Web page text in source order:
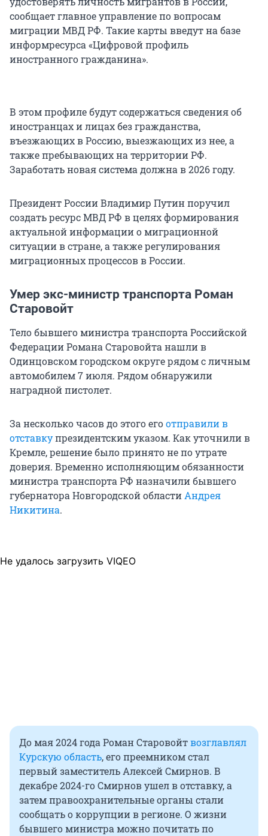
сообщает главное управление по вопросам
миграции МВД РФ. Такие карты введут на базе
информресурса «Цифровой профиль
иностранного гражданина».
В этом профиле будут содержаться сведения об
иностранцах и лицах без гражданства,
въезжающих в Россию, выезжающих из нее, а
также пребывающих на территории РФ.
Заработать новая система должна в 2026 году.
Президент России Владимир Путин поручил
создать ресурс МВД РФ в целях формирования
актуальной информации о миграционной
ситуации в стране, а также регулирования
миграционных процессов в России.
Умер экс-министр транспорта Роман
Старовойт
Тело бывшего министра транспорта Российской
Федерации Романа Старовойта нашли в
Одинцовском городском округе рядом с личным
автомобилем 7 июля. Рядом обнаружили
наградной пистолет.
За несколько часов до этого егоотправили в
отставкупрезидентским указом. Как уточнили в
Кремле, решение было принято не по утрате
доверия. Временно исполняющим обязанности
министра транспорта РФ назначили бывшего
губернатора Новгородской областиАндрея
Никитина.
Не удалось загрузить VIQEO
До мая 2024 года Роман Старовойтвозглавлял
Курскую область, его преемником стал
первый заместитель Алексей Смирнов. В
декабре 2024-го Смирнов ушел в отставку, а
затем правоохранительные органы стали
сообщать о коррупции в регионе. О жизни
бывшего министра можно почитать по